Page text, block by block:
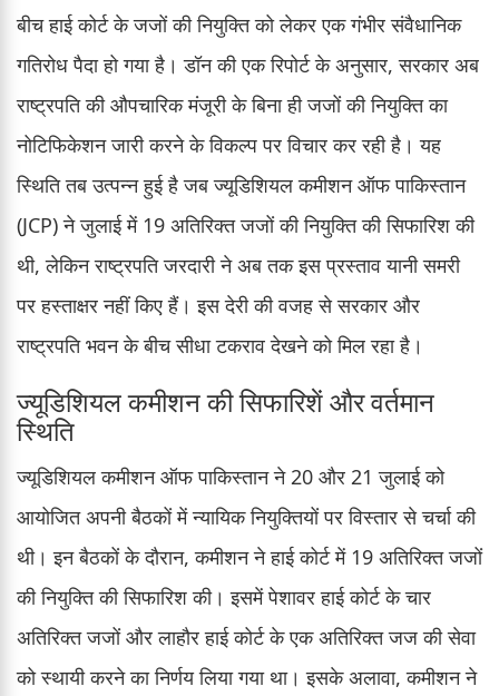
बीच हाई कोर्ट के जजों की नियुक्ति को लेकर एक गंभीर संवैधानिक
गतिरोध पैदा हो गया है। डॉन की एक रिपोर्ट के अनुसार, सरकार अब
राष्ट्रपति की औपचारिक मंजूरी के बिना ही जजों की नियुक्ति का
नोटिफिकेशन जारी करने के विकल्प पर विचार कर रही है। यह
स्थिति तब उत्पन्न हुई है जब ज्यूडिशियल कमीशन ऑफ पाकिस्तान
(JCP) ने जुलाई में 19 अतिरिक्त जजों की नियुक्ति की सिफारिश की
थी, लेकिन राष्ट्रपति जरदारी ने अब तक इस प्रस्ताव यानी समरी
पर हस्ताक्षर नहीं किए हैं। इस देरी की वजह से सरकार और
राष्ट्रपति भवन के बीच सीधा टकराव देखने को मिल रहा है।
ज्यूडिशियल कमीशन की सिफारिशें और वर्तमान
स्थिति
ज्यूडिशियल कमीशन ऑफ पाकिस्तान ने 20 और 21 जुलाई को
आयोजित अपनी बैठकों में न्यायिक नियुक्तियों पर विस्तार से चर्चा की
थी। इन बैठकों के दौरान, कमीशन ने हाई कोर्ट में 19 अतिरिक्त जजों
की नियुक्ति की सिफारिश की। इसमें पेशावर हाई कोर्ट के चार
अतिरिक्त जजों और लाहौर हाई कोर्ट के एक अतिरिक्त जज की सेवा
को स्थायी करने का निर्णय लिया गया था। इसके अलावा, कमीशन ने